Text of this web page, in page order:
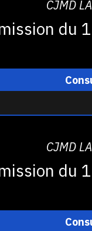
CJMD
du
CJMD
du